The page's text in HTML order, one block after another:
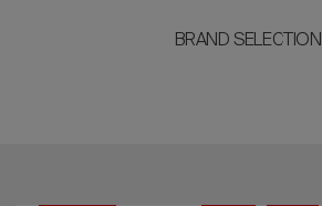
BRAND SELECTION